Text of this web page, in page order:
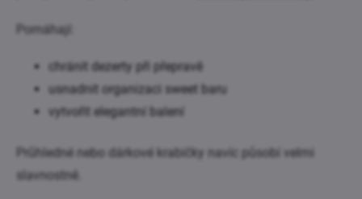
Pomáhají:
chránit dezerty při přepravě
usnadnit organizaci sweet baru
vytvořit elegantní balení
Průhledné nebo dárkové krabičky navíc působí velmi
slavnostně.